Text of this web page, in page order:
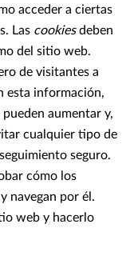
acceder a ciertas
Las cookiesdeben
del sitio web.
de visitantes a
esta información,
aumentar y,
cualquier tipo de
seguro.
cómo los
navegan por él.
web y hacerlo